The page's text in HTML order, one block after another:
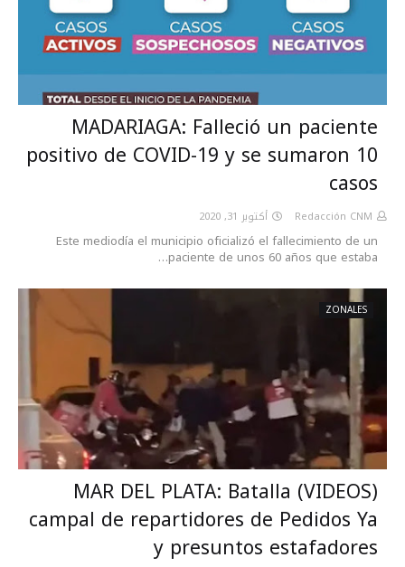
MADARIAGA: Falleció un paciente
positivo de COVID-19 y se sumaron 10
casos
Redacción CNM أكتوبر 31, 2020
Este mediodía el municipio oficializó el fallecimiento de un
paciente de unos 60 años que estaba…
ZONALES
(VIDEOS) MAR DEL PLATA: Batalla
campal de repartidores de Pedidos Ya
y presuntos estafadores